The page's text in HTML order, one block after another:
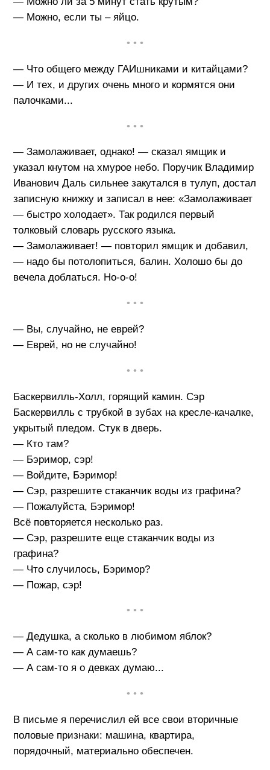
— Можно, если ты – яйцо.
• • •
— Что общего между ГАИшниками и китайцами?
— И тех, и других очень много и кормятся они
палочками...
• • •
— Замолаживает, однако! — сказал ямщик и
указал кнутом на хмурое небо. Поручик Владимир
Иванович Даль сильнее закутался в тулуп, достал
записную книжку и записал в нее: «Замолаживает
— быстро холодает». Так родился первый
толковый словарь русского языка.
— Замолаживает! — повторил ямщик и добавил,
— надо бы потолопиться, балин. Холошо бы до
вечела доблаться. Но-о-о!
• • •
— Вы, случайно, не еврей?
— Еврей, но не случайно!
• • •
Баскервилль-Холл, горящий камин. Сэр
Баскервилль с трубкой в зубах на кресле-качалке,
укрытый пледом. Стук в дверь.
— Кто там?
— Бэримор, сэр!
— Войдите, Бэримор!
— Сэр, разрешите стаканчик воды из графина?
— Пожалуйста, Бэримор!
Всё повторяется несколько раз.
— Сэр, разрешите еще стаканчик воды из
графина?
— Что случилось, Бэримор?
— Пожар, сэр!
• • •
— Дедушка, а сколько в любимом яблок?
— А сам-то как думаешь?
— А сам-то я о девках думаю...
• • •
В письме я перечислил ей все свои вторичные
половые признаки: машина, квартира,
порядочный, материально обеспечен.